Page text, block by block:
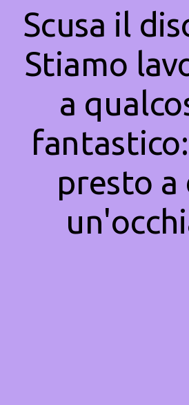
Scusa il
Stiamo
a
presto a